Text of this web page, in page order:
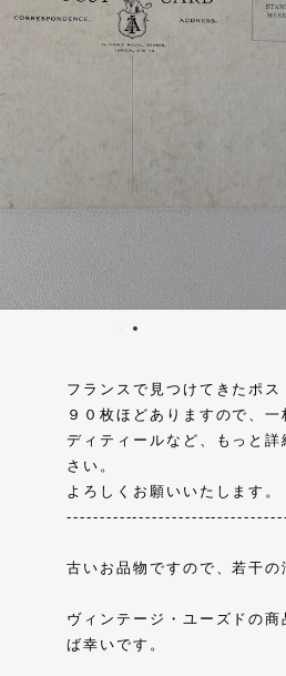
フランスで見つけてきたポス
９０枚ほどありますので、
ディティールなど、もっと
さい。
よろしくお願いいたします。
古いお品物ですので、若干の
ヴィンテージ・ユーズドの
ば幸いです。